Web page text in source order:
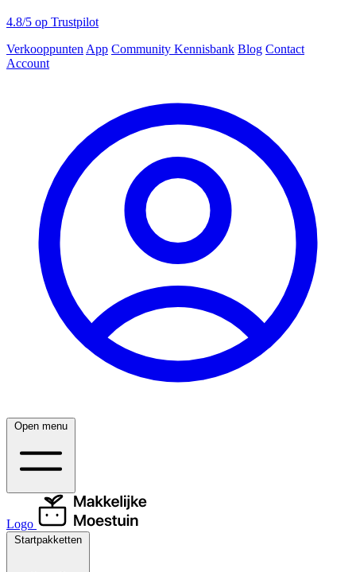
4.8/5 op Trustpilot
Verkooppunten App Community Kennisbank Blog Contact
Account
Open menu
Logo
Startpakketten